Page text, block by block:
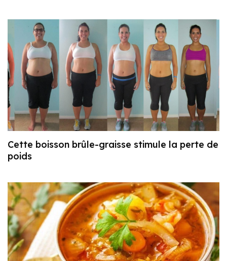
Cette boisson brûle-graisse stimule la perte de
poids